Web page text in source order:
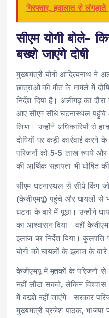
गिरफ्तार, हवालात से
सीएम योगी बोले-
बख्शे जाएंगे दोषी
मुख्यमंत्री योगी आदित्यनाथ
छात्राओं की मौत के मामले में
निर्देश दिया है। अलीगढ़ का
आए सीएम सीधे घटनास्थल पहुंचे
लिया। उन्होंने अधिकारियों से
दोषियों पर कड़ी कार्रवाई करने
परिजनों को 5-5 लाख रुपये
की आर्थिक सहायता भी घोषित
सीएम घटनास्थल से सीधे किंग
(केजीएमयू) पहुंचे और घायलों से
घटना के बारे में पूछा। उन्होंने
का आश्वासन दिया। वहीं
इलाज का निर्देश दिया। कुलपति
योगी को घायलों के इलाज के बारे
केजीएमयू में मृतकों के परिजनों से
नहीं लौटा सकते, लेकिन विश्वास
में बख्शे नहीं जाएंगे। सरकार
मुख्यमंत्री ब्रजेश पाठक, भाजपा